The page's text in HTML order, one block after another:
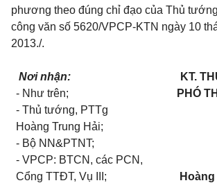
phương theo đúng chỉ đạo của Thủ
công văn số 5620/VPCP-KTN ngày 10
2013./.
Nơi nhận:
- Như trên;
- Thủ tướng, PTTg
Hoàng Trung Hải;
- Bộ NN&PTNT;
- VPCP: BTCN, các PCN,
Cổng TTĐT, Vụ III;
KT.
PHÓ